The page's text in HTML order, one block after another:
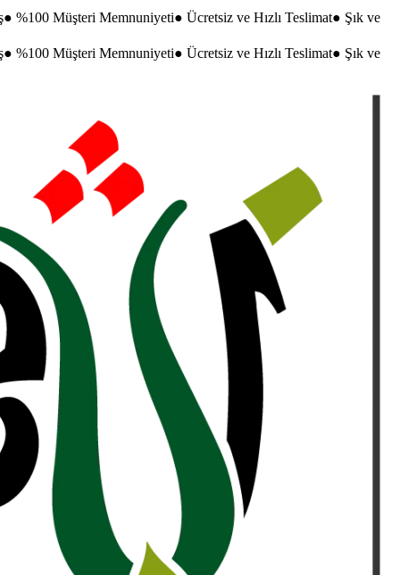
● %100 Müşteri Memnuniyeti● Ücretsiz ve Hızlı Teslimat● Şık ve
● %100 Müşteri Memnuniyeti● Ücretsiz ve Hızlı Teslimat● Şık ve